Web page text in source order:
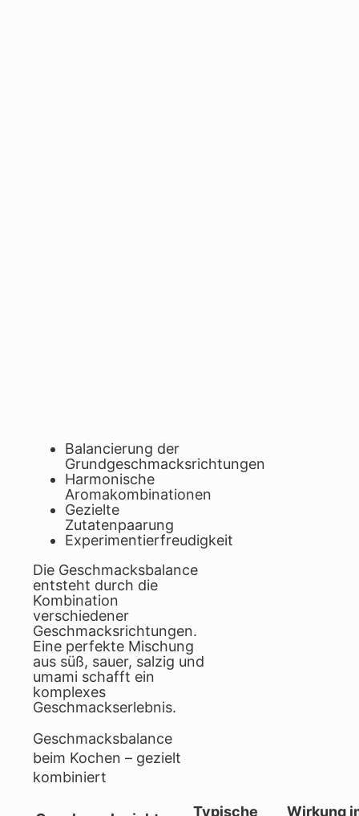
Balancierung der
Grundgeschmacksrichtungen
Harmonische
Aromakombinationen
Gezielte
Zutatenpaarung
Experimentierfreudigkeit
Die Geschmacksbalance
entsteht durch die
Kombination
verschiedener
Geschmacksrichtungen.
Eine perfekte Mischung
aus süß, sauer, salzig und
umami schafft ein
komplexes
Geschmackserlebnis.
Geschmacksbalance
beim Kochen – gezielt
kombiniert
Typische Wirkung